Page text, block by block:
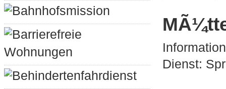
Bahnhofsmission
Barrierefreie
Wohnungen
Behindertenfahrdienst
Dienst: